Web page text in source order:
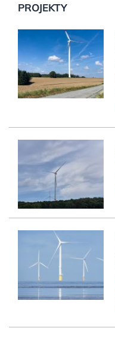
PROJEKTY